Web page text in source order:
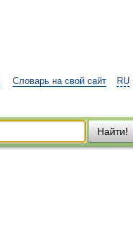
RU
Словарь на свой сайт
Найти!